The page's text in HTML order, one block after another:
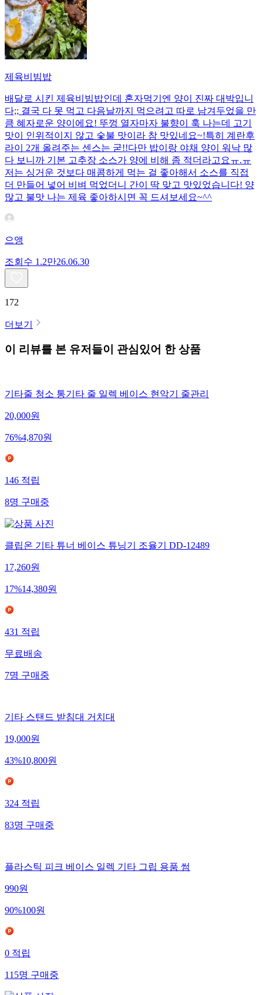
제육비빔밥
배달로 시킨 제육비빔밥인데 혼자먹기엔 양이 진짜 대박입니
다;; 결국 다 못 먹고 다음날까지 먹으려고 따로 남겨두었을 만
큼 혜자로운 양이에요! 뚜껑 열자마자 불향이 훅 나는데 고기
맛이 인위적이지 않고 숯불 맛이라 참 맛있네요~!특히 계란후
라이 2개 올려주는 센스는 굳!! ​다만 밥이랑 야채 양이 워낙 많
다 보니까 기본 고추장 소스가 양에 비해 좀 적더라고요ㅠ.ㅠ
저는 싱거운 것보다 매콤하게 먹는 걸 좋아해서 소스를 직접
더 만들어 넣어 비벼 먹었더니 간이 딱 맞고 맛있었습니다! 양
많고 불맛 나는 제육 좋아하시면 꼭 드셔보세요~^^
으앵
조회수 1.2만26.06.30
172
더보기
이 리뷰를 본 유저들이 관심있어 한 상품
기타줄 청소 통기타 줄 일렉 베이스 현악기 줄관리
20,000원
76%4,870원
146 적립
8명 구매중
클립온 기타 튜너 베이스 튜닝기 조율기 DD-12489
17,260원
17%14,380원
431 적립
무료배송
7명 구매중
기타 스탠드 받침대 거치대
19,000원
43%10,800원
324적립
83명구매중
플라스틱 피크 베이스 일렉 기타 그립 용품 썸
990원
90%100원
0적립
115명구매중